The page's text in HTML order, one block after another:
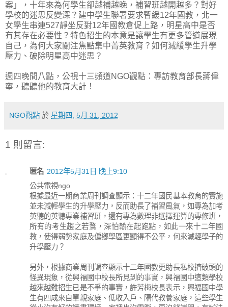
案」，十年來為何學生卻越補越晚，補習班越開越多？對好
學校的迷思反變深？建中學生聯署要求暫緩12年國教，北一
女學生串連527靜坐反對12年國教倉促上路，明星高中是否
有其存在必要性？特色招生的本意是讓學生有更多管道展現
自己，為何大家關注焦點集中菁英教育？如何減緩學生升學
壓力、破除明星高中迷思？
週四晚間八點，公視十三頻道NGO觀點：專訪教育部長蔣偉
寧，聽聽他的教育大計！
NGO觀點 於 星期四, 5月 31, 2012
1 則留言:
匿名 2012年5月31日 晚上9:10
公共電視ngo
根據最近一期商業周刊調查顯示：十二年國民基本教育的實施
並未減輕學生的升學壓力，反而助長了補習風氣，如專為加考
英聽的英聽專業補習班，還有專為數理非選擇運算的專修班，
所有的考生趨之若鶩，深怕輸在起跑點，如此一來十二年國
教，使得弱勢家庭及偏鄉學區更顯得不公平，何來減輕學子的
升學壓力？
另外，根據商業周刊調查顯示十二年國教更助長私校擠破頭的
怪異現象，從興福國中校長所見到的事實，興福國中這類學校
越來越難招生已是不爭的事實，許芳梅校長表示，興福國中學
生有四成來自單親家庭、低收入戶、隔代教養家庭，這些學生